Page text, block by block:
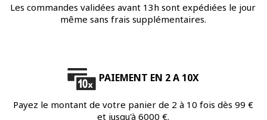
Les commandes validées avant 13h sont expédiées le jour
même sans frais supplémentaires.
PAIEMENT EN 2 A 10X
Payez le montant de votre panier de 2 à 10 fois dès 99 €
et jusqu'à 6000 €.